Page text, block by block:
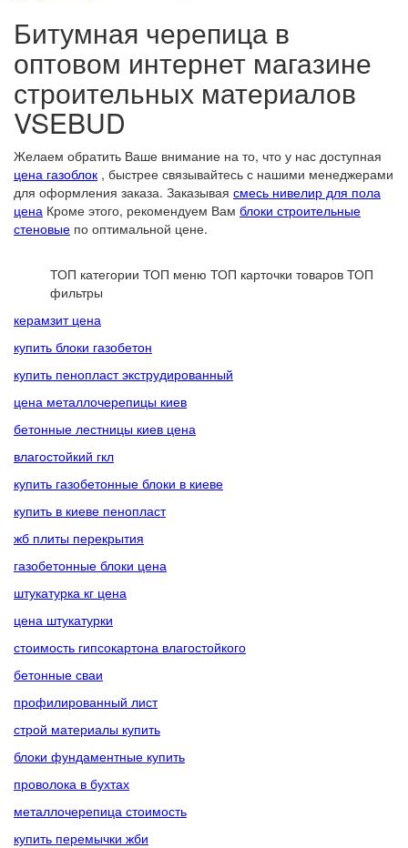
Битумная черепица в
оптовом интернет магазине
строительных материалов
VSEBUD
Желаем обратить Ваше внимание на то, что у нас доступная
цена газоблок , быстрее связывайтесь с нашими менеджерами
для оформления заказа. Заказывая смесь нивелир для пола
цена Кроме этого, рекомендуем Вам блоки строительные
стеновые по оптимальной цене.
ТОП категории ТОП меню ТОП карточки товаров ТОП
фильтры
керамзит цена
купить блоки газобетон
купить пенопласт экструдированный
цена металлочерепицы киев
бетонные лестницы киев цена
влагостойкий гкл
купить газобетонные блоки в киеве
купить в киеве пенопласт
жб плиты перекрытия
газобетонные блоки цена
штукатурка кг цена
цена штукатурки
стоимость гипсокартона влагостойкого
бетонные сваи
профилированный лист
строй материалы купить
блоки фундаментные купить
проволока в бухтах
металлочерепица стоимость
купить перемычки жби